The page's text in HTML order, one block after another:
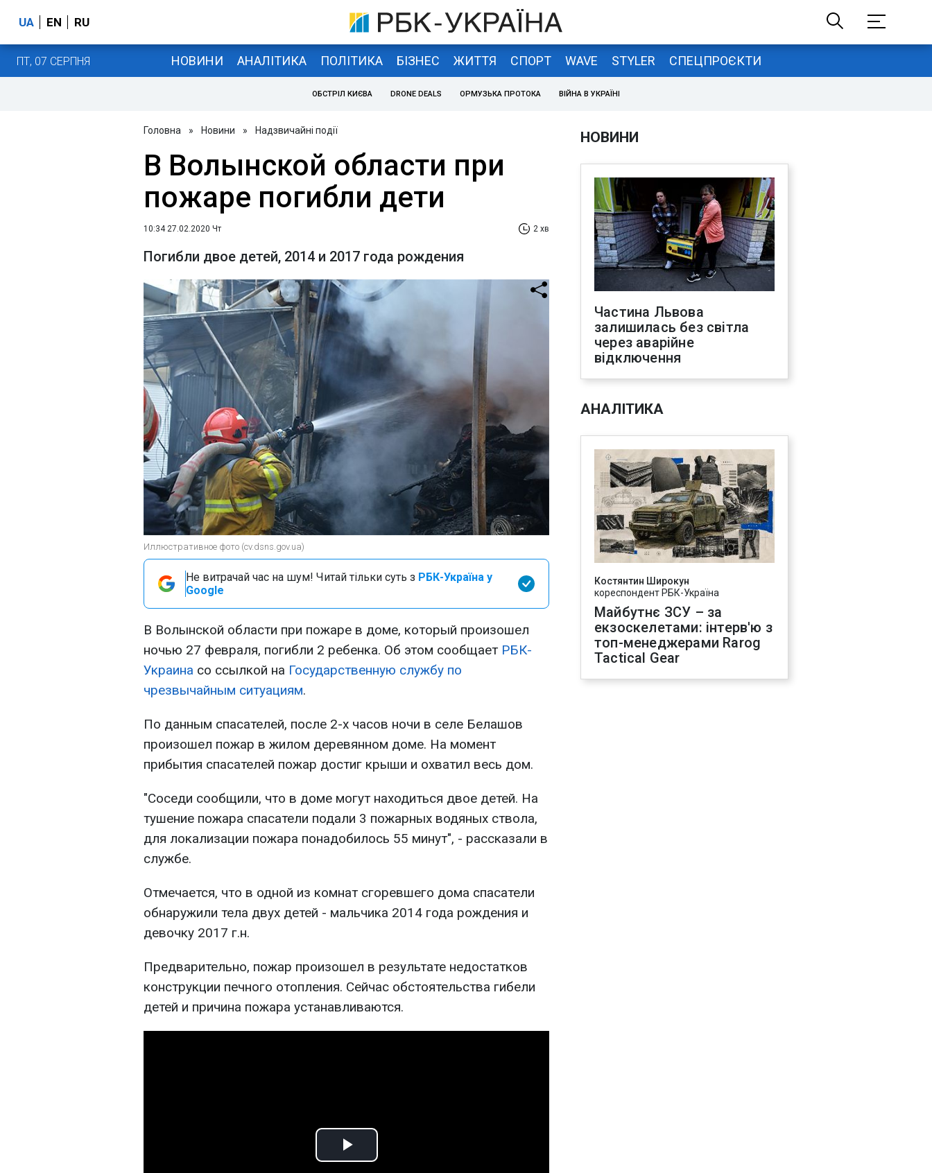
UA EN RU
ПТ, 07 СЕРПНЯ НОВИНИ АНАЛІТИКА ПОЛІТИКА БІЗНЕС ЖИТТЯ СПОРТ WAVE STYLER СПЕЦПРОЄКТИ
ОБСТРІЛ КИЄВА DRONE DEALS ОРМУЗЬКА ПРОТОКА ВІЙНА В УКРАЇНІ
Головна » Новини » Надзвичайні події
В Волынской области при
пожаре погибли дети
10:34 27.02.2020 Чт 2 хв
Погибли двое детей, 2014 и 2017 года рождения
Иллюстративное фото (cv.dsns.gov.ua)
Не витрачай час на шум! Читай тільки суть з РБК-Україна у
Google
В Волынской области при пожаре в доме, который произошел
ночью 27 февраля, погибли 2 ребенка. Об этом сообщает РБК-
Украина со ссылкой на Государственную службу по
чрезвычайным ситуациям.
По данным спасателей, после 2-х часов ночи в селе Белашов
произошел пожар в жилом деревянном доме. На момент
прибытия спасателей пожар достиг крыши и охватил весь дом.
"Соседи сообщили, что в доме могут находиться двое детей. На
тушение пожара спасатели подали 3 пожарных водяных ствола,
для локализации пожара понадобилось 55 минут", - рассказали в
службе.
Отмечается, что в одной из комнат сгоревшего дома спасатели
обнаружили тела двух детей - мальчика 2014 года рождения и
девочку 2017 г.н.
Предварительно, пожар произошел в результате недостатков
конструкции печного отопления. Сейчас обстоятельства гибели
детей и причина пожара устанавливаются.
Play
НОВИНИ
Частина Львова
залишилась без світла
через аварійне
відключення
АНАЛІТИКА
Костянтин Широкун
кореспондент РБК-Україна
Майбутнє ЗСУ – за
екзоскелетами: інтерв'ю з
топ-менеджерами Rarog
Tactical Gear